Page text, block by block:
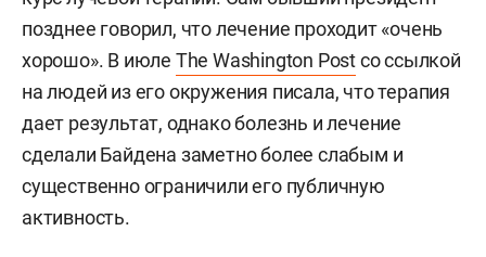
позднее говорил, что лечение проходит «очень
хорошо». В июле The Washington Postсо ссылкой
на людей из его окружения писала, что терапия
дает результат, однако болезнь и лечение
сделали Байдена заметно более слабым и
существенно ограничили его публичную
активность.